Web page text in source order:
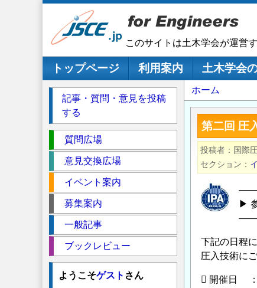
このサイトは土木学会が運営
メインナビゲーション
トップページ 利用案内 土木学会
パ
ン
く
ず
ホーム
第二回 圧
投稿者 国際
セクション
▶
下記の日程
圧入技術に
 開催日 ：
記事・質問・意見を投稿
する
ク
シ
質問広場
意見交換広場
イベント案内
募集案内
一般記事
ブックレビュー
ようこそゲスト さん